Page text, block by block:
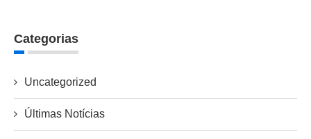
Categorias
Uncategorized
Últimas Notícias